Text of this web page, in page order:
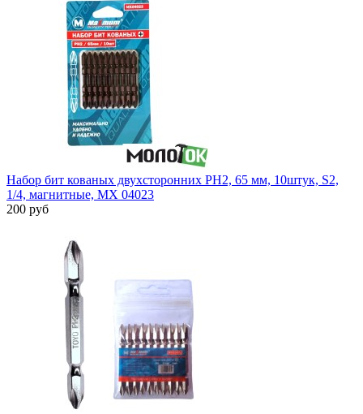
Набор бит кованых двухсторонних PH2, 65 мм, 10штук, S2,
1/4, магнитные, MX 04023
200 руб